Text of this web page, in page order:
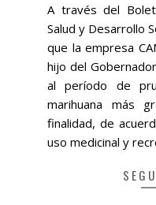
A través del
Salud y Desarrollo
que la empresa
hijo del
al período de
marihuana más
finalidad, de
uso medicinal y